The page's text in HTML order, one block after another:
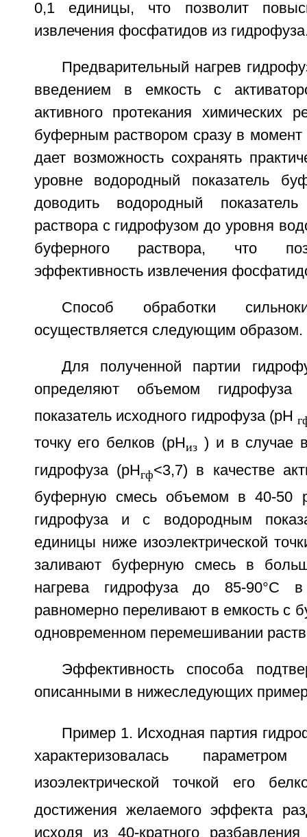
0,1 единицы, что позволит
извлечения фосфатидов из
Предварительный нагрев
введением в емкость с
активного протекания химических
буферным раствором сразу в
дает возможность сохранять
уровне водородный показатель
доводить водородный
раствора с гидрофузом до уровня
буферного раствора, что
эффективность извлечения
Способ обработки
осуществляется следующим образом.
Для полученной партии
определяют объемом гидрофуза
показатель исходного гидрофуза (pH
точку его белков (pHиз ) и в случае
гидрофуза (pHгф<3,7) в качестве
буферную смесь объемом в 40-50
гидрофуза и с водородным
единицы ниже изоэлектрической
заливают буферную смесь в
нагрева гидрофуза до 85-90°C в
равномерно переливают в емкость с
одновременном перемешивании
Эффективность способа
описанными в нижеследующих
Пример 1. Исходная партия
характеризовалась
изоэлектрической точкой его
достижения желаемого эффекта
исходя из 40-кратного